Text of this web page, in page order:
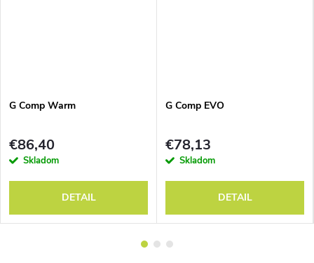
G Comp Warm
€86,40
Skladom
DETAIL
G Comp EVO
€78,13
Skladom
DETAIL